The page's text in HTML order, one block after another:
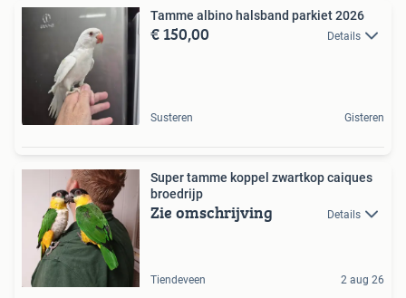
Tamme albino halsband parkiet 2026
€ 150,00 Details
Susteren Gisteren
Super tamme koppel zwartkop caiques
broedrijp
Zie omschrijving Details
Tiendeveen 2 aug 26